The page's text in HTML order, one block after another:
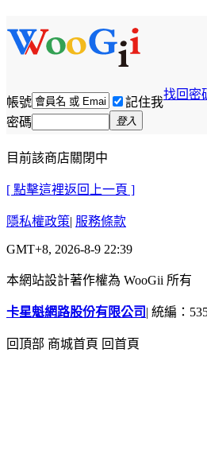
帳號 記住我
找回密
密碼 登入
目前該商店關閉中
[ 點擊這裡返回上一頁 ]
隱私權政策| 服務條款
GMT+8, 2026-8-9 22:39
本網站設計著作權為 WooGii 所有
卡星魁網路股份有限公司 | 統編：
回頂部 商城首頁 回首頁